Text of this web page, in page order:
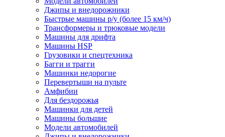
Джипы и внедорожники
Быстрые машины р/у (более 15 км/ч)
Трансформеры и трюковые модели
Машины для дрифта
Машины HSP
Грузовики и спецтехника
Багги и трагги
Машинки недорогие
Перевертыши на пульте
Амфибии
Для бездорожья
Машинки для детей
Машины большие
Модели автомобилей